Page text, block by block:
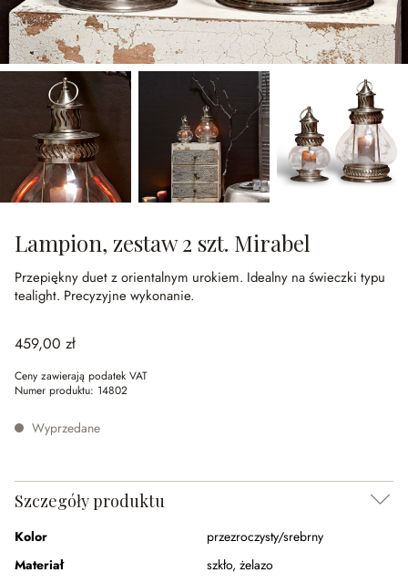
Lampion, zestaw 2 szt. Mirabel
Przepiękny duet z orientalnym urokiem. Idealny na świeczki typu
tealight. Precyzyjne wykonanie.
459,00 zł
Ceny zawierają podatek VAT
Numer produktu: 14802
Wyprzedane
Szczegóły produktu
Kolor
przezroczysty/srebrny
Materiał
szkło, żelazo